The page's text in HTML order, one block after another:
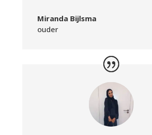
Miranda Bijlsma
ouder